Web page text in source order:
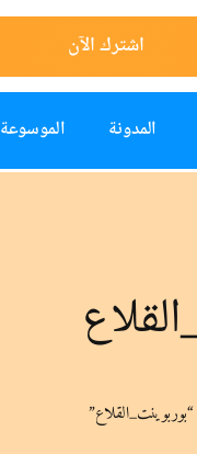
اشترك الآن
المدونة الموسوعة